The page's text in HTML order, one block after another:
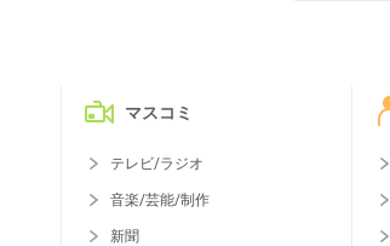
マスコミ
テレビ/ラジオ
音楽/芸能/制作
新聞